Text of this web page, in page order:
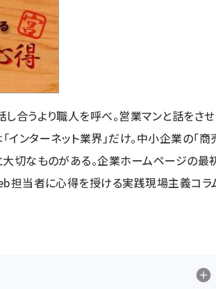
合うより職人を呼べ。営業マンと話をさせ
ンターネット業界」だけ。中小企業の「商
切なものがある。企業ホームページの最
担当者に心得を授ける実践現場主義コラ